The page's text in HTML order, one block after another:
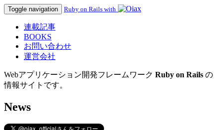
Toggle navigation Ruby on Rails with
連載記事
BOOKS
お問い合わせ
運営会社
Webアプリケーション開発フレームワーク Ruby on Rails の
情報サイトです。
News